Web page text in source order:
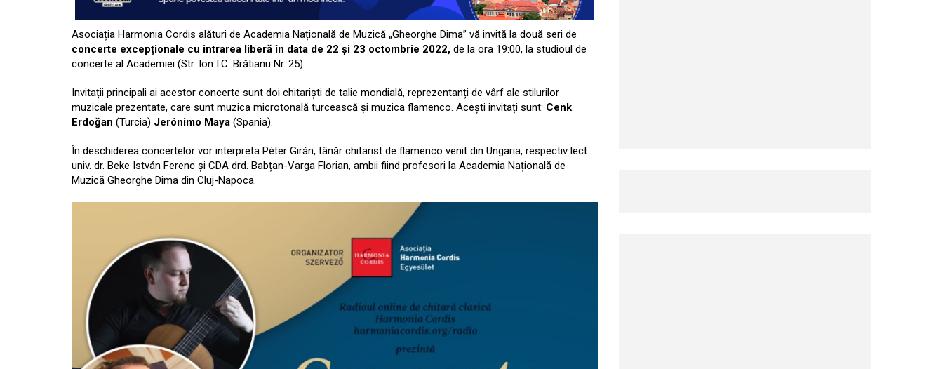
Asociația Harmonia Cordis alături de Academia Națională de Muzică „Gheorghe Dima” vă invită la două seri de
concerte excepționale cu intrarea liberă în data de 22 și 23 octombrie 2022, de la ora 19:00, la studioul de
concerte al Academiei (Str. Ion I.C. Brătianu Nr. 25).
Invitații principali ai acestor concerte sunt doi chitariști de talie mondială, reprezentanți de vârf ale stilurilor
muzicale prezentate, care sunt muzica microtonală turcească și muzica flamenco. Acești invitați sunt: Cenk
Erdoğan (Turcia) Jerónimo Maya (Spania).
În deschiderea concertelor vor interpreta Péter Girán, tânăr chitarist de flamenco venit din Ungaria, respectiv lect.
univ. dr. Beke István Ferenc și CDA drd. Babțan-Varga Florian, ambii fiind profesori la Academia Națională de
Muzică Gheorghe Dima din Cluj-Napoca.